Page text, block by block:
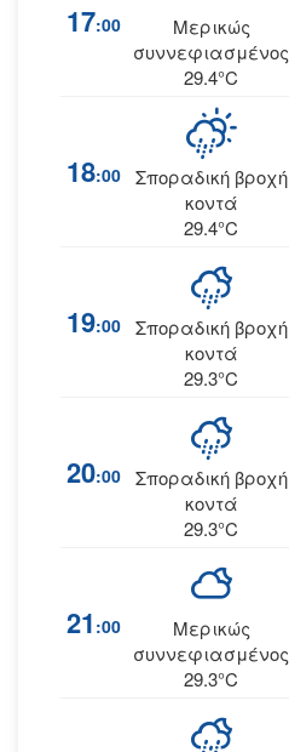
17:00
Μερικώς
συννεφιασμένος
29.4°C
18:00 Σποραδική βροχή
κοντά
29.4°C
19:00 Σποραδική βροχή
κοντά
29.3°C
20:00 Σποραδική βροχή
κοντά
29.3°C
21 :00
Μερικώς
συννεφιασμένος
29.3°C